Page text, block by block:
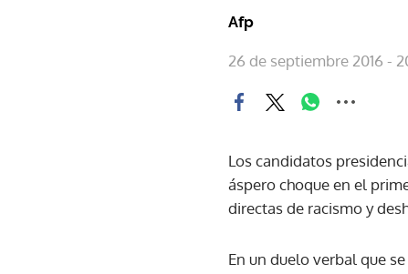
Afp
26 de septiembre 2016 -
Los candidatos
áspero choque en el
directas de racismo y
En un duelo verbal que